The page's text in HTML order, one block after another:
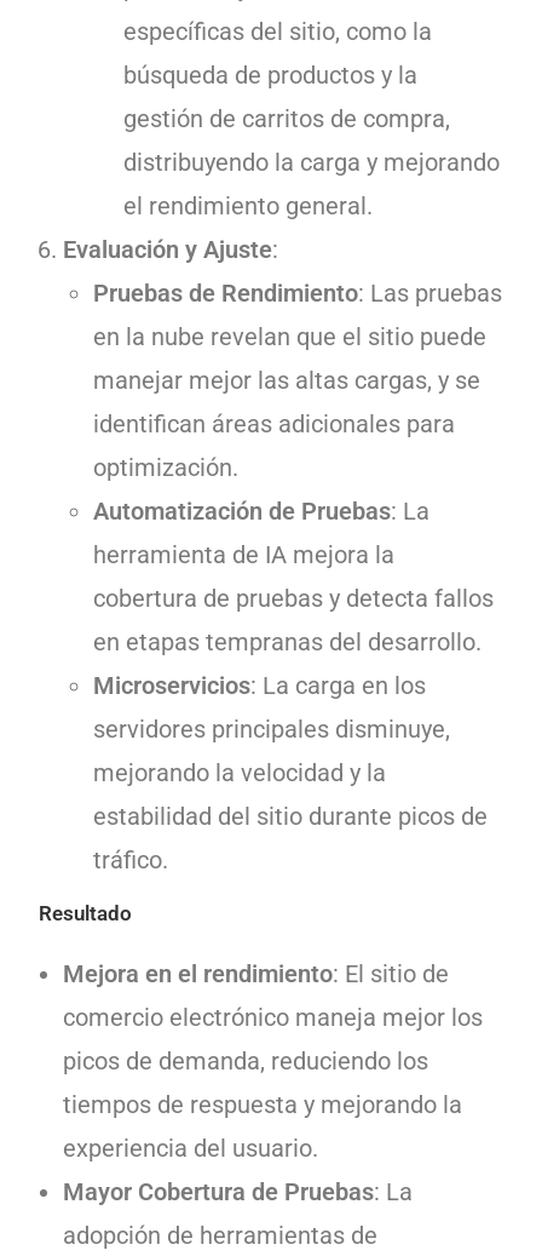
específicas del sitio, como la
búsqueda de productos y la
gestión de carritos de compra,
distribuyendo la carga y mejorando
el rendimiento general.
Evaluación y Ajuste:
Pruebas de Rendimiento: Las pruebas
en la nube revelan que el sitio puede
manejar mejor las altas cargas, y se
identifican áreas adicionales para
optimización.
Automatización de Pruebas: La
herramienta de IA mejora la
cobertura de pruebas y detecta fallos
en etapas tempranas del desarrollo.
Microservicios: La carga en los
servidores principales disminuye,
mejorando la velocidad y la
estabilidad del sitio durante picos de
tráfico.
Resultado
Mejora en el rendimiento: El sitio de
comercio electrónico maneja mejor los
picos de demanda, reduciendo los
tiempos de respuesta y mejorando la
experiencia del usuario.
Mayor Cobertura de Pruebas: La
adopción de herramientas de